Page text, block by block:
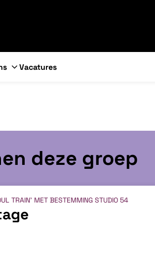
Vacatures
deze groep
TRAIN’ MET BESTEMMING STUDIO 54